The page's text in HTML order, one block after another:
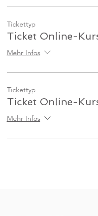
Tickettyp
Ticket Online-
Mehr Infos
Tickettyp
Ticket Online-
Mehr Infos